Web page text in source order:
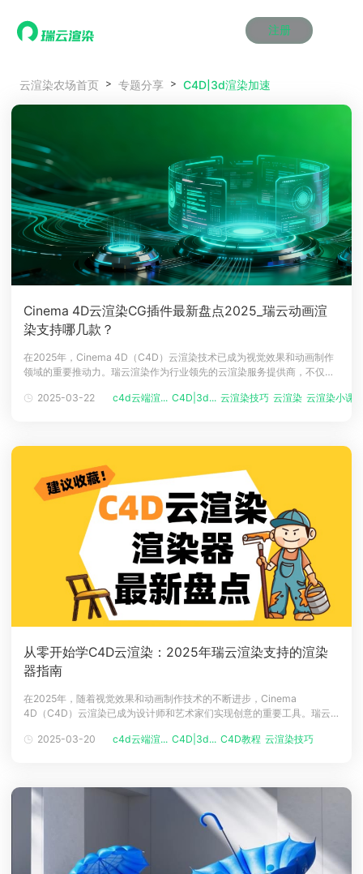
注册
效果图渲染
云渲染管理系统
瑞兔百宝箱
AI视频插帧
效果图渲染
云渲染管理系统
瑞兔百宝箱
AI视频插帧
效果图渲染
云渲染管理系统
瑞兔百宝箱
AI视频插帧
效果图渲染
云渲染管理系统
瑞兔百宝箱
AI视频插帧
效果图渲染
云渲染管理系统
瑞兔百宝箱
AI视频插帧
效果图渲染
云渲染管理系统
瑞兔百宝箱
AI视频插帧
解决方案
Maya云渲染方案
Cinema 4D云渲染方案
Blender 云渲染方案
Maya AI渲染方案
Maya云渲染方案
Cinema 4D云渲染方案
Blender 云渲染方案
Maya AI渲染方案
Maya云渲染方案
Cinema 4D云渲染方案
Blender 云渲染方案
Maya AI渲染方案
Maya云渲染方案
Cinema 4D云渲染方案
Blender 云渲染方案
Maya AI渲染方案
Maya云渲染方案
Cinema 4D云渲染方案
Blender 云渲染方案
Maya AI渲染方案
Maya云渲染方案
Cinema 4D云渲染方案
Blender 云渲染方案
Maya AI渲染方案
价格
动画价格
效果图价格
云制作价格
动画价格
效果图价格
云制作价格
动画价格
效果图价格
云制作价格
动画价格
效果图价格
云制作价格
动画价格
效果图价格
云制作价格
动画价格
效果图价格
云制作价格
案例
资讯&赛事
新闻资讯
渲染百科
渲染大赛
泛CG交流会
新闻资讯
渲染百科
渲染大赛
泛CG交流会
新闻资讯
渲染百科
渲染大赛
泛CG交流会
新闻资讯
渲染百科
渲染大赛
泛CG交流会
新闻资讯
渲染百科
渲染大赛
泛CG交流会
新闻资讯
渲染百科
渲染大赛
泛CG交流会
特惠专区
青云平台
教育优惠
青云平台
教育优惠
青云平台
教育优惠
青云平台
教育优惠
青云平台
教育优惠
青云平台
教育优惠
云渲染农场首页 专题分享 C4D|3d渲染加速
Cinema 4D云渲染CG插件最新盘点2025_瑞云动画渲
染支持哪几款？
在2025年，Cinema 4D（C4D）云渲染技术已成为视觉效果和动画制作
领域的重要推动力。瑞云渲染作为行业领先的云渲染服务提供商，不仅支
需求。本文将对瑞云渲染C4D云渲染支持的插件进行最新盘点，帮助用户
2025-03-22 c4d云端渲... C4D|3d... 云渲染技巧 云渲染 云渲染小课
从零开始学C4D云渲染：2025年瑞云渲染支持的渲染
器指南
在2025年，随着视觉效果和动画制作技术的不断进步，Cinema
4D（C4D）云渲染已成为设计师和艺术家们实现创意的重要工具。瑞云
染器选择，以满足不同项目的需求。本文将对瑞云渲染C4D云渲染支持的
2025-03-20 c4d云端渲... C4D|3d... C4D教程 云渲染技巧